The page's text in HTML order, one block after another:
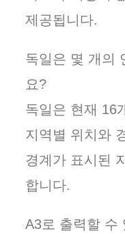
제공됩니다.
독일은 몇 개의
요?
독일은 현재 16
지역별 위치와
경계가 표시된
합니다.
A3로 출력할 수